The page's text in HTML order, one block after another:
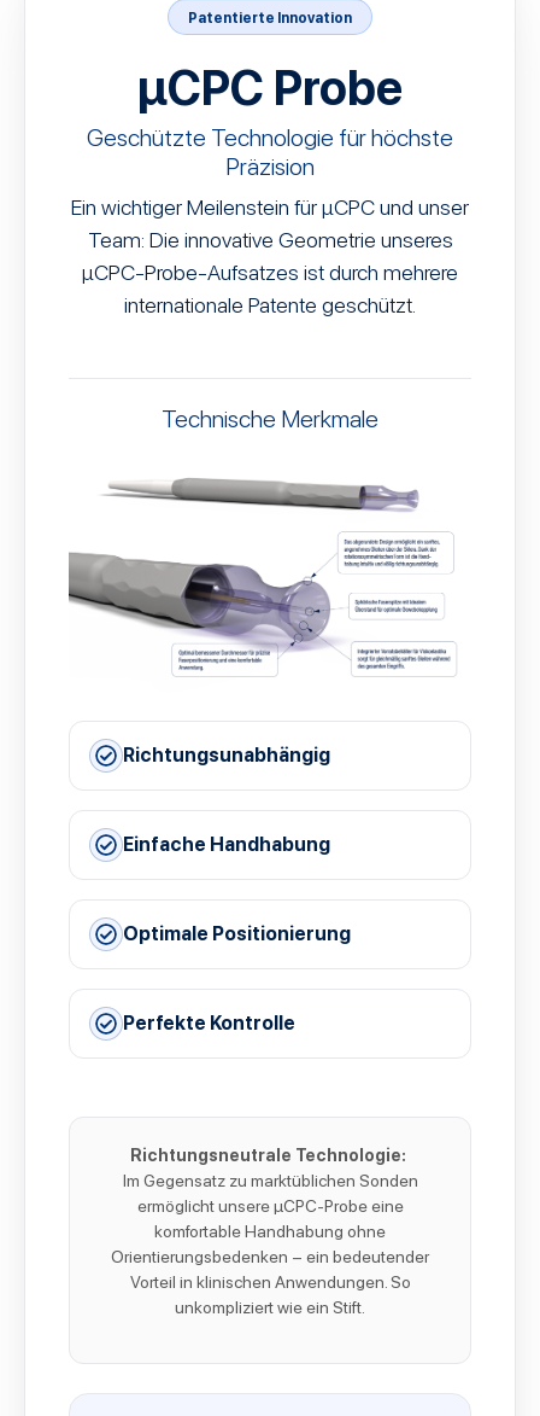
Patentierte Innovation
µCPC Probe
Geschützte Technologie für höchste
Präzision
Ein wichtiger Meilenstein für µCPC und unser
Team: Die innovative Geometrie unseres
µCPC-Probe-Aufsatzes ist durch mehrere
internationale Patente geschützt.
Technische Merkmale
Richtungsunabhängig
Einfache Handhabung
Optimale Positionierung
Perfekte Kontrolle
Richtungsneutrale Technologie:
Im Gegensatz zu marktüblichen Sonden
ermöglicht unsere µCPC-Probe eine
komfortable Handhabung ohne
Orientierungsbedenken – ein bedeutender
Vorteil in klinischen Anwendungen. So
unkompliziert wie ein Stift.